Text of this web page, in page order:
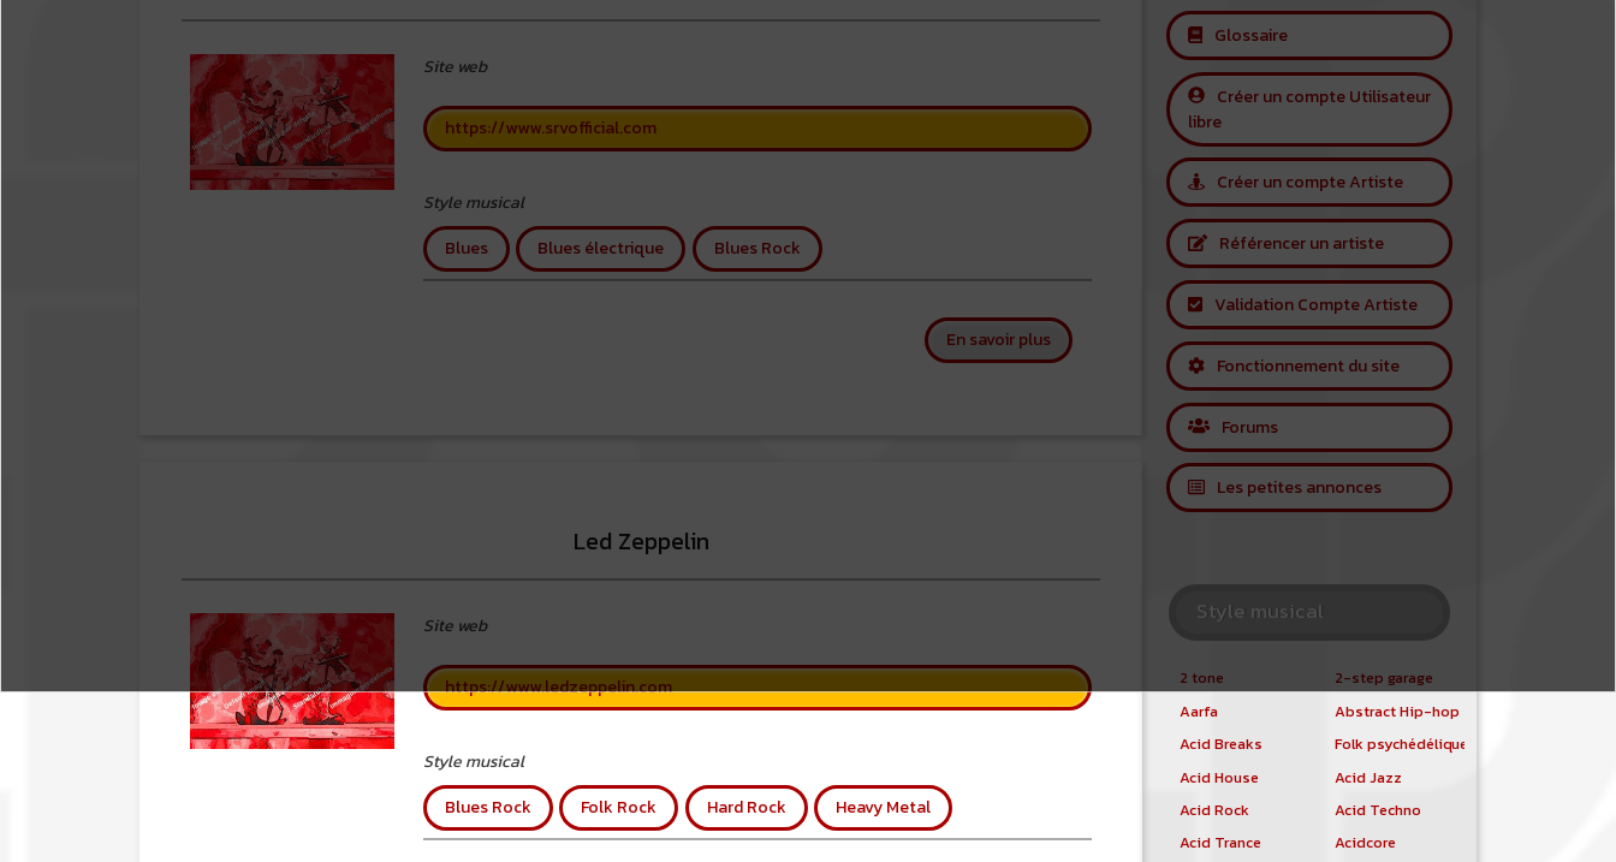
Site web
https://www.srvofficial.com
Style musical
Blues
Blues électrique Blues Rock
En savoir plussur Stevie Ray Vaughan
Led Zeppelin
Site web
https://www.ledzeppelin.com
Style musical
Blues Rock
Folk Rock Hard Rock Heavy Metal
Glossaire
Créer un compte Utilisateur
libre
Créer un compte Artiste
Référencer un artiste
Validation Compte Artiste
Fonctionnement du site
Forums
Les petites annonces
Style musical
2 tone
2-step garage
Aarfa
Abstract Hip-hop
Acid Breaks
Folk psychédélique
Acid House
Acid Jazz
Acid Rock
Acid Techno
Acid Trance
Acidcore